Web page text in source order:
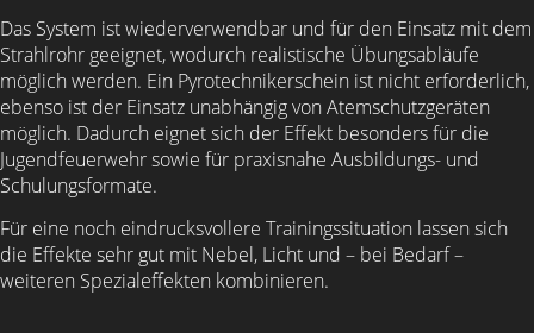
Das System ist wiederverwendbar und für den Einsatz mit dem
Strahlrohr geeignet, wodurch realistische Übungsabläufe
möglich werden. Ein Pyrotechnikerschein ist nicht erforderlich,
ebenso ist der Einsatz unabhängig von Atemschutzgeräten
möglich. Dadurch eignet sich der Effekt besonders für die
Jugendfeuerwehr sowie für praxisnahe Ausbildungs- und
Schulungsformate.
Für eine noch eindrucksvollere Trainingssituation lassen sich
die Effekte sehr gut mit Nebel, Licht und – bei Bedarf –
weiteren Spezialeffekten kombinieren.